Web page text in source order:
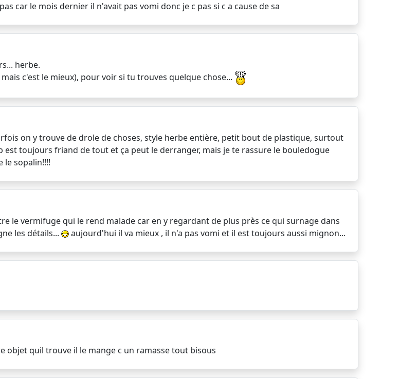
car le mois dernier il n'avait pas vomi donc je c pas si c a cause de sa
herbe.
c'est le mieux), pour voir si tu trouves quelque chose...
on y trouve de drole de choses, style herbe entière, petit bout de plastique, surtout
toujours friand de tout et ça peut le derranger, mais je te rassure le bouledogue
le sopalin!!!!
le vermifuge qui le rend malade car en y regardant de plus près ce qui surnage dans
les détails...
aujourd'hui il va mieux , il n'a pas vomi et il est toujours aussi mignon...
quil trouve il le mange c un ramasse tout bisous